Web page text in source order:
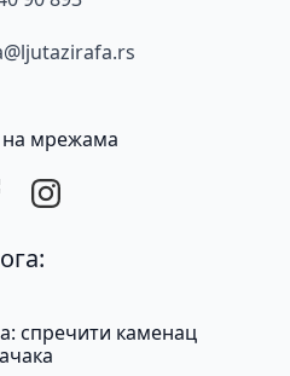
мрежама
спречити каменац